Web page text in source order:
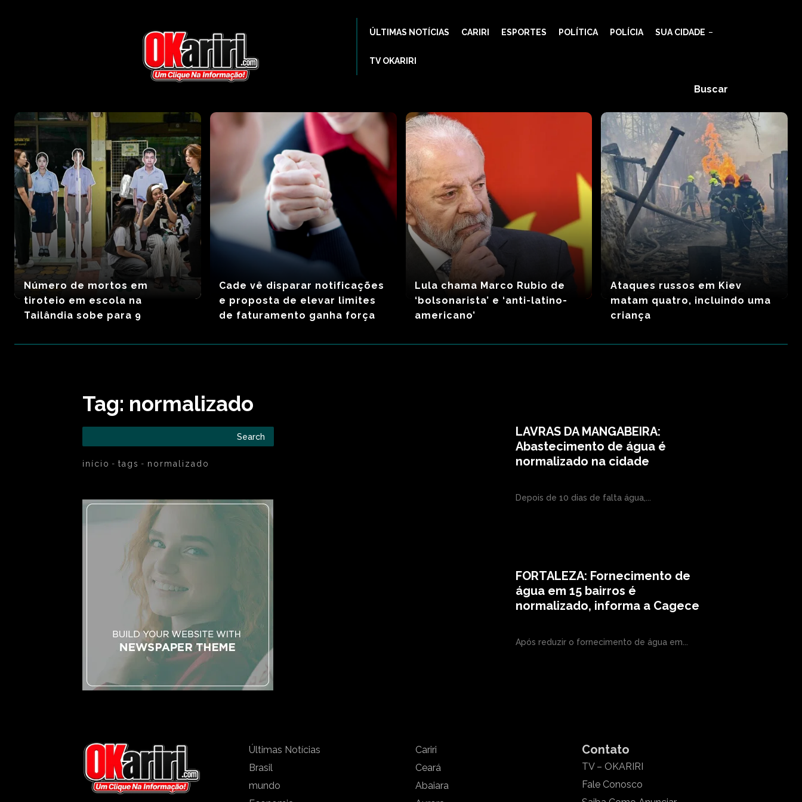
ÚLTIMAS NOTÍCIAS CARIRI ESPORTES POLÍTICA POLÍCIA SUA CIDADE
TV OKARIRI
Buscar
Número de mortos em
tiroteio em escola na
Tailândia sobe para 9
Cade vê disparar notificações
e proposta de elevar limites
de faturamento ganha força
Lula chama Marco Rubio de
‘bolsonarista’ e ‘anti-latino-
americano’
Ataques russos em Kiev
matam quatro, incluindo uma
criança
Tag: normalizado
Search
início tags normalizado
LAVRAS DA MANGABEIRA:
Abastecimento de água é
normalizado na cidade
Depois de 10 dias de falta água,...
FORTALEZA: Fornecimento de
água em 15 bairros é
normalizado, informa a Cagece
Após reduzir o fornecimento de água em...
Últimas Notícias
Brasil
mundo
Cariri
Ceará
Abaiara
Contato
TV – OKARIRI
Fale Conosco